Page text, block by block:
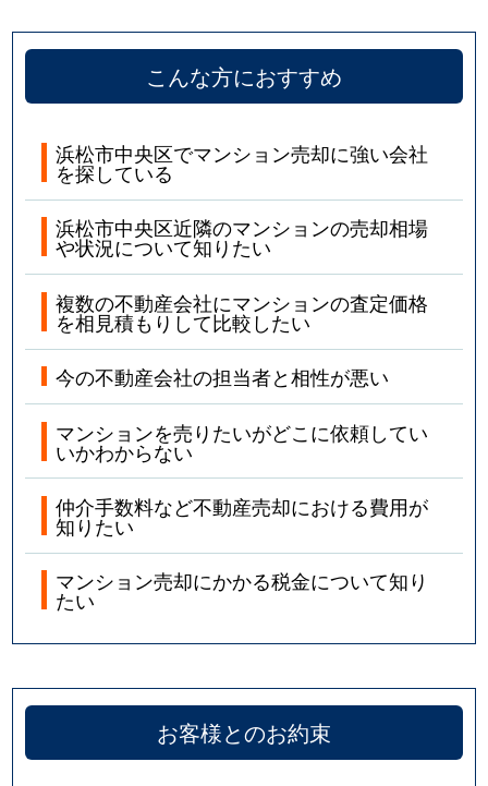
こんな方におすすめ
浜松市中央区でマンション売却に強い会社
を探している
浜松市中央区近隣のマンションの売却相場
や状況について知りたい
複数の不動産会社にマンションの査定価格
を相見積もりして比較したい
今の不動産会社の担当者と相性が悪い
マンションを売りたいがどこに依頼してい
いかわからない
仲介手数料など不動産売却における費用が
知りたい
マンション売却にかかる税金について知り
たい
お客様とのお約束